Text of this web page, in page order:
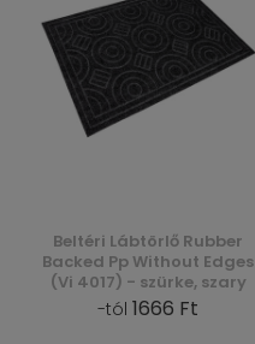
Beltéri Lábtörlő Rubber
Backed Pp Without Edges
(Vi 4017) - szürke, szary
-tól 1666 Ft